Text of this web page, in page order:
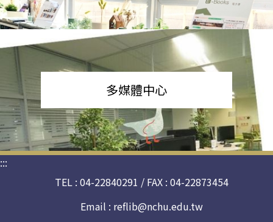
多媒體中心
:::
TEL : 04-22840291 / FAX : 04-22873454
Email : reflib@nchu.edu.tw